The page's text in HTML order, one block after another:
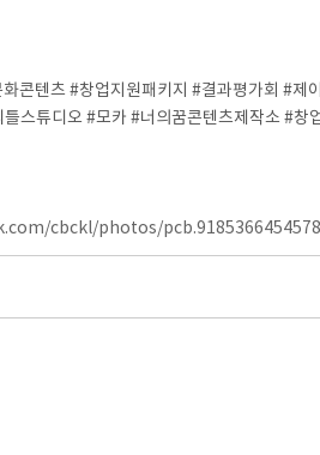
콘텐츠 #창업지원패키지 #결과평가회 #제
스튜디오 #모카 #너의꿈콘텐츠제작소 #창
cbckl/photos/